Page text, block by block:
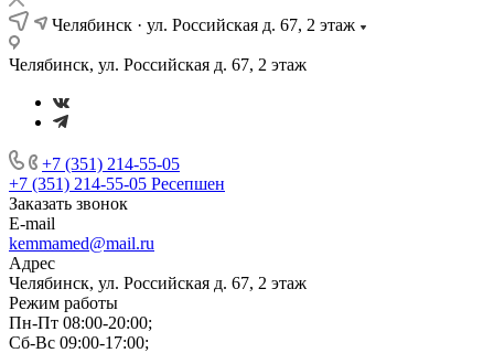
Челябинск · ул. Российская д. 67, 2 этаж
Челябинск, ул. Российская д. 67, 2 этаж
+7 (351) 214-55-05
+7 (351) 214-55-05 Ресепшен
Заказать звонок
E-mail
kemmamed@mail.ru
Адрес
Челябинск, ул. Российская д. 67, 2 этаж
Режим работы
Пн-Пт 08:00-20:00;
Сб-Вс 09:00-17:00;